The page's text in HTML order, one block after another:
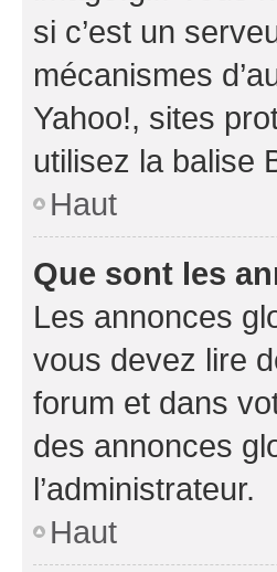
si c’est un
mécanismes
Yahoo!, sites
utilisez la balise
Haut
Que sont les
Les annonces
vous devez lire
forum et dans
des annonces
l’administrateur.
Haut